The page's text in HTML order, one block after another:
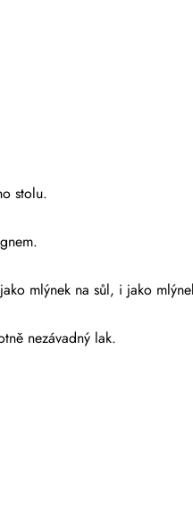
stolu.
mlýnek na sůl, i jako
nezávadný lak.